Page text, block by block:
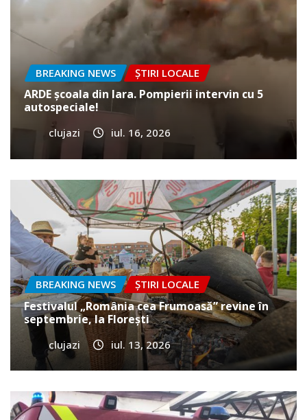
BREAKING NEWS ȘTIRI LOCALE
ARDE școala din Iara. Pompierii intervin cu 5
autospeciale!
clujazi iul. 16, 2026
BREAKING NEWS ȘTIRI LOCALE
Festivalul „România cea Frumoasă” revine în
septembrie, la Florești
clujazi iul. 13, 2026